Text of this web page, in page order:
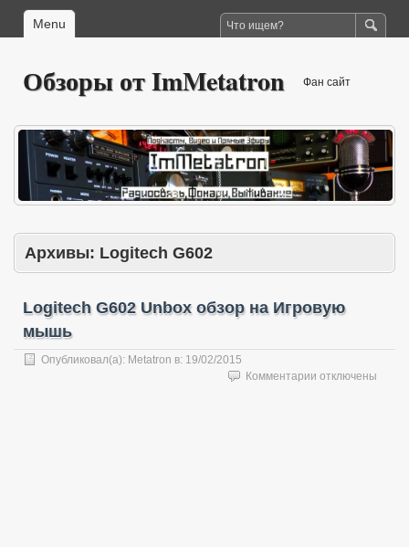
Menu
Обзоры от ImMetatron Фан сайт
Архивы: Logitech G602
Logitech G602 Unbox обзор на Игровую
мышь
Опубликовал(а): Metatron в: 19/02/2015
Комментарии котключены